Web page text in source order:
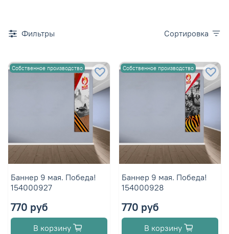
Фильтры Сортировка
Собственное производство
Баннер 9 мая. Победа!
154000927
770 руб
В корзину
Собственное производство
Баннер 9 мая. Победа!
154000928
770 руб
В корзину